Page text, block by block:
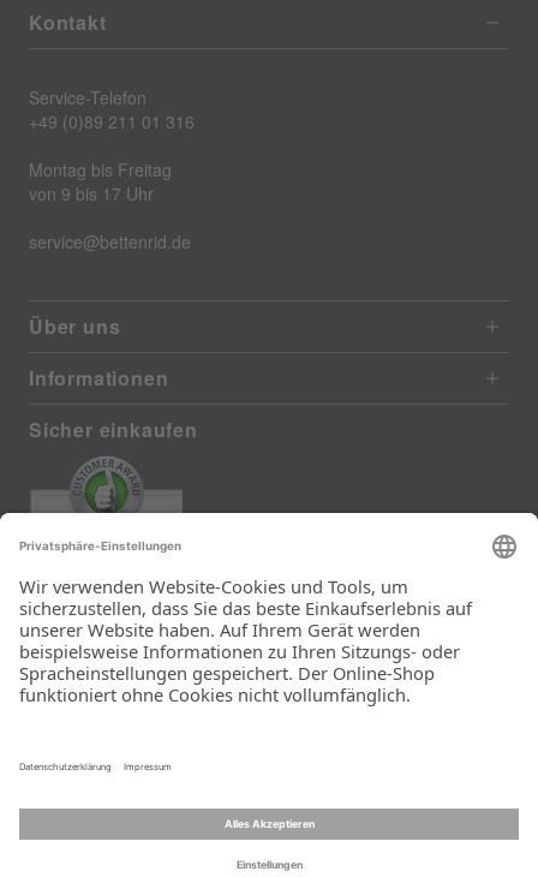
Kontakt
Service-Telefon
+49 (0)89 211 01 316
Montag bis Freitag
von 9 bis 17 Uhr
service@bettenrid.de
Über uns
Informationen
Sicher einkaufen
385 reviews from real customers
(last 12 months)
Total: 11283
Die Auswahl und die
Einfachheit der
Bestellung.